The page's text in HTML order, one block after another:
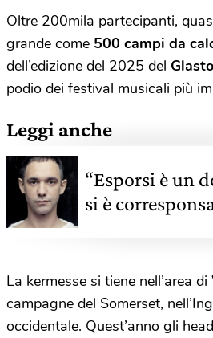
Oltre 200mila partecipanti,
grande come 500 campi da
dell’edizione del 2025 del
podio dei festival musicali più
Leggi anche
“Esporsi è un
si è
La kermesse si tiene nell’area di
campagne del Somerset,
occidentale. Quest’anno gli